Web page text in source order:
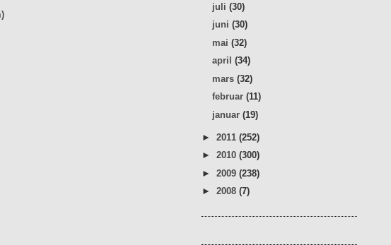
juli(30)
juni(30)
mai(32)
april(34)
mars(32)
februar(11)
januar(19)
► 2011 (252)
► 2010 (300)
► 2009 (238)
► 2008 (7)